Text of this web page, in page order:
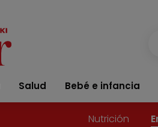
Salud Bebé e infancia
Nutrición